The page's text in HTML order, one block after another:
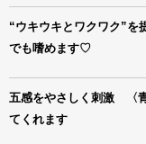
“ウキウキとワクワク”を
でも嗜めます♡
五感をやさしく刺激 〈
てくれます